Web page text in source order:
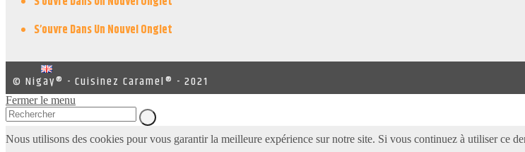
S’ouvre Dans Un Nouvel Onglet
© Nigay® - Cuisinez Caramel® - 2021
Fermer le menu
Nous utilisons des cookies pour vous garantir la meilleure expérience sur notre site. Si vous continuez à utiliser ce